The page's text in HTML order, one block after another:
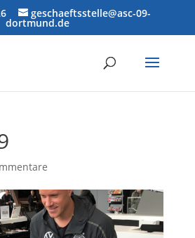
geschaeftsstelle@asc-09-
dortmund.de